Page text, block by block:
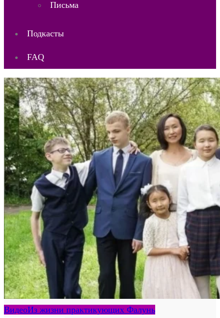
Письма
Подкасты
FAQ
ВидеоИз жизни практикующих Фалунь